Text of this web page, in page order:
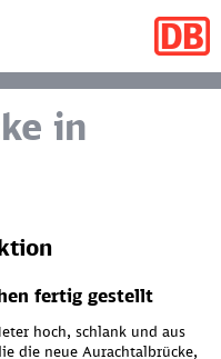
in
fertig gestellt
hoch, schlank und aus
die neue Aurachtalbrücke,